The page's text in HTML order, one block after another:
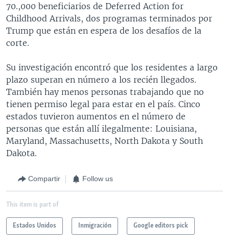
70.,000 beneficiarios de Deferred Action for
Childhood Arrivals, dos programas terminados por
Trump que están en espera de los desafíos de la
corte.
Su investigación encontró que los residentes a largo
plazo superan en número a los recién llegados.
También hay menos personas trabajando que no
tienen permiso legal para estar en el país. Cinco
estados tuvieron aumentos en el número de
personas que están allí ilegalmente: Louisiana,
Maryland, Massachusetts, North Dakota y South
Dakota.
Compartir Follow us
This item is part of
Estados Unidos Inmigración Google editors pick